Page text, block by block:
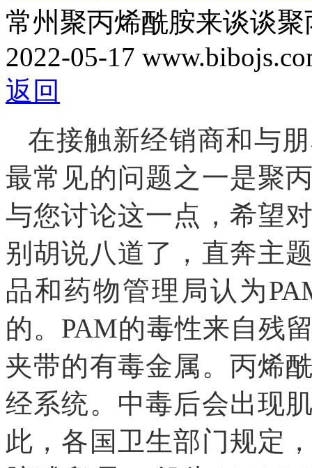
常州聚丙烯酰胺来谈谈
2022-05-17
返回
在接触新经销商和与
最常见的问题之一是聚
与您讨论这一点，希望
别胡说八道了，直奔主
品和药物管理局认为
的。PAM的毒性来自残
夹带的有毒金属。丙烯
经系统。中毒后会出现
此，各国卫生部门规定